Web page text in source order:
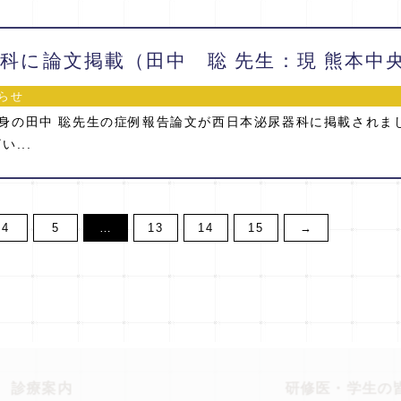
せ
の田中 聡先生の症例報告論文が西日本泌尿器科に掲載されま
い...
4 5 13 14 15 →